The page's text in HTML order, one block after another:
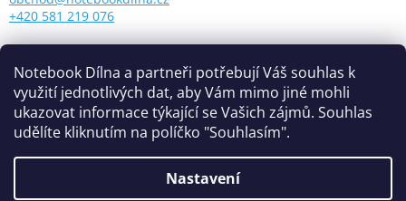
Notebook Dílna a partneři potřebují Váš souhlas k
využití jednotlivých dat, aby Vám mimo jiné mohli
ukazovat informace týkající se Vašich zájmů. Souhlas
udělíte kliknutím na políčko "Souhlasím".
Nastavení
+420 581 219 076
Otevírací doba:
Pondělí - Pátek: 9.00 - 17.00
Vytvořil Shoptet